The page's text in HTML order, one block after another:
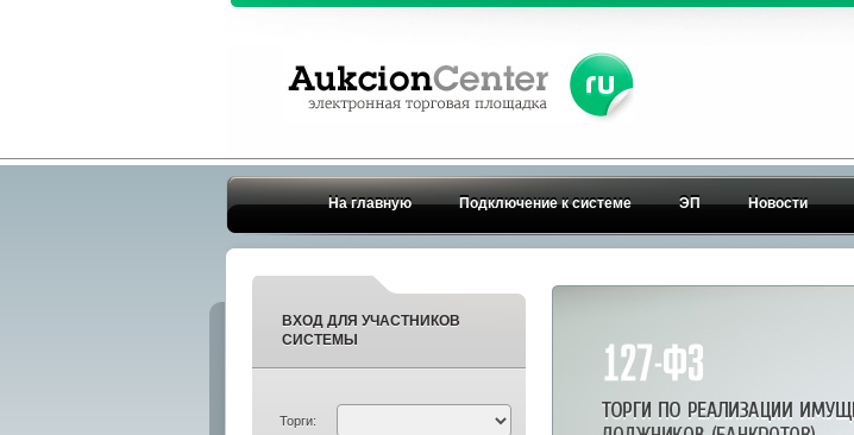
На главную Подключение к системе ЭП Новости
ВХОД ДЛЯ УЧАСТНИКОВ
СИСТЕМЫ
Торги: